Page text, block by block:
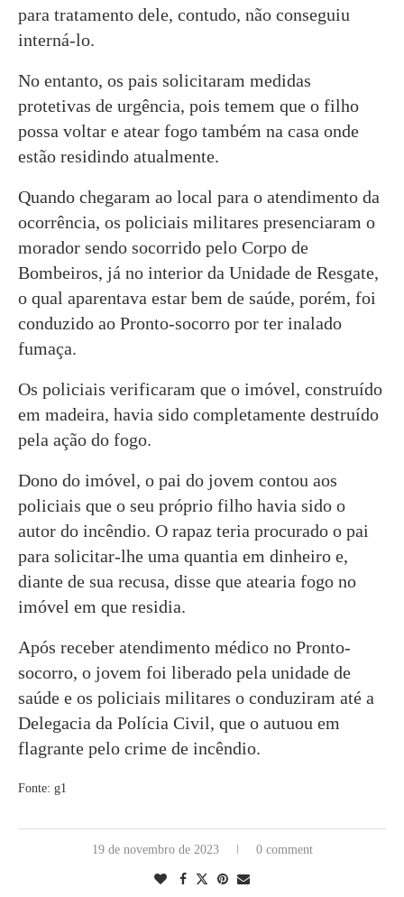
para tratamento dele, contudo, não conseguiu
interná-lo.
No entanto, os pais solicitaram medidas
protetivas de urgência, pois temem que o filho
possa voltar e atear fogo também na casa onde
estão residindo atualmente.
Quando chegaram ao local para o atendimento da
ocorrência, os policiais militares presenciaram o
morador sendo socorrido pelo Corpo de
Bombeiros, já no interior da Unidade de Resgate,
o qual aparentava estar bem de saúde, porém, foi
conduzido ao Pronto-socorro por ter inalado
fumaça.
Os policiais verificaram que o imóvel, construído
em madeira, havia sido completamente destruído
pela ação do fogo.
Dono do imóvel, o pai do jovem contou aos
policiais que o seu próprio filho havia sido o
autor do incêndio. O rapaz teria procurado o pai
para solicitar-lhe uma quantia em dinheiro e,
diante de sua recusa, disse que atearia fogo no
imóvel em que residia.
Após receber atendimento médico no Pronto-
socorro, o jovem foi liberado pela unidade de
saúde e os policiais militares o conduziram até a
Delegacia da Polícia Civil, que o autuou em
flagrante pelo crime de incêndio.
Fonte: g1
19 de novembro de 2023 0 comment